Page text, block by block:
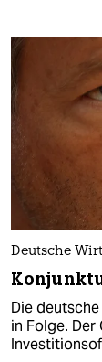
Deutsche
Die
in Folge.